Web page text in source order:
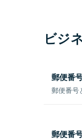
ビジ
郵便番
郵便番号
郵便番